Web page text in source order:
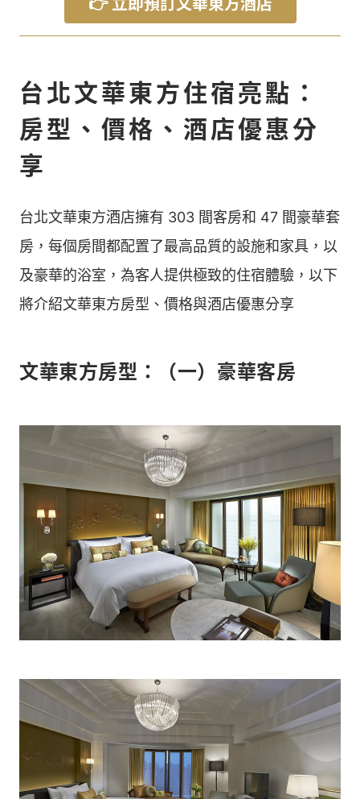
👉 立即預訂文華東方酒店
台北文華東方住宿亮點：
房型、價格、酒店優惠分
享
台北文華東方酒店擁有 303 間客房和 47 間豪華套
房，每個房間都配置了最高品質的設施和家具，以
及豪華的浴室，為客人提供極致的住宿體驗，以下
將介紹文華東方房型、價格與酒店優惠分享
文華東方房型：（一）豪華客房